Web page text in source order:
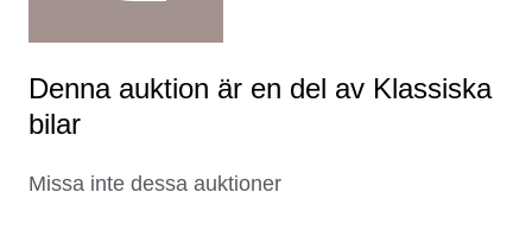
Denna auktion är en del av Klassiska
bilar
Missa inte dessa auktioner